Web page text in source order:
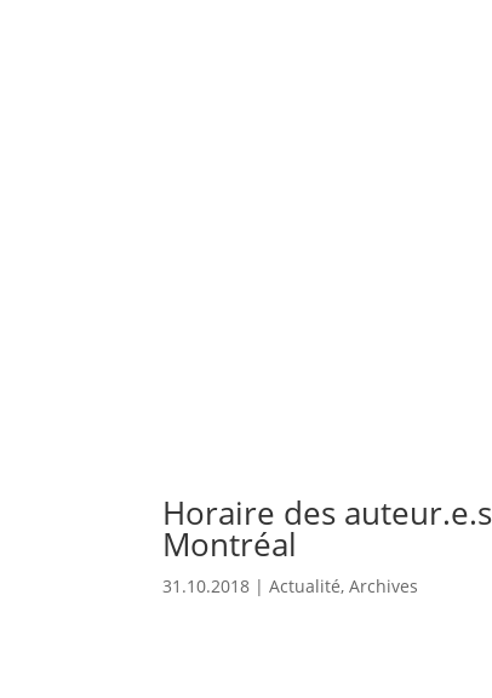
Horaire des
Montréal
31.10.2018 |Actualité,Archives